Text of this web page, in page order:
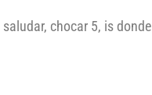
chocar 5, is donde